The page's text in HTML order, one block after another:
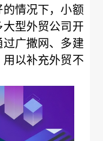
情况下，小额
型外贸公司开
广撒网、多建
以补充外贸不